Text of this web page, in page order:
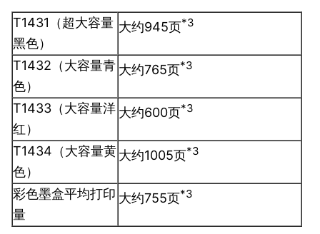
T1431（超大容量
黑色）
大约945页*3
T1432（大容量青
色）
大约765页*3
T1433（大容量洋
红）
大约600页*3
T1434（大容量黄
色）
大约1005页*3
彩色墨盒平均打印
量
大约755页*3